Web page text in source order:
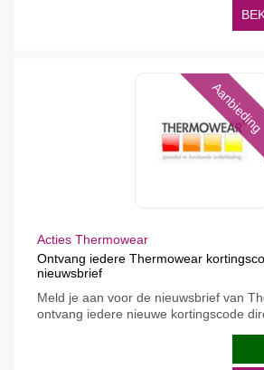
Acties Thermowear
Ontvang iedere Thermowear
nieuwsbrief
Meld je aan voor de nieuwsbrief van
ontvang iedere nieuwe kortingscode